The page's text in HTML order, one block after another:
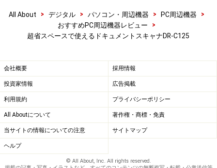
All About > デジタル > パソコン・周辺機器 > PC周辺機器
>
おすすめPC周辺機器レビュー
>
超省スペースで使えるドキュメントスキャナDR-C125
会社概要 採用情報
投資家情報 広告掲載
利用規約 プライバシーポリシー
All Aboutについて 著作権・商標・免責
当サイトの情報についての注意 サイトマップ
ヘルプ
© All About, Inc. All rights reserved.